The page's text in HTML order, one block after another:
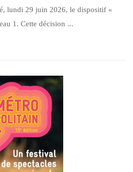
lundi 29 juin 2026, le dispositif «
1. Cette décision ...